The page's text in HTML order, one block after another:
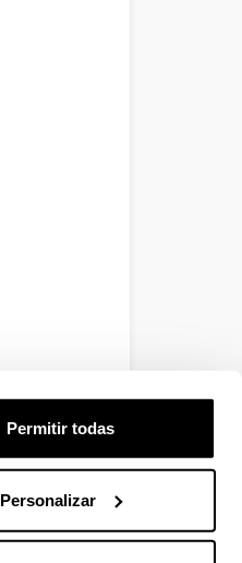
Permitir todas
Personalizar